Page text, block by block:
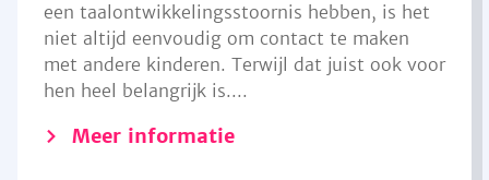
een taalontwikkelingsstoornis hebben, is het
niet altijd eenvoudig om contact te maken
met andere kinderen. Terwijl dat juist ook voor
hen heel belangrijk is....
Meer informatie